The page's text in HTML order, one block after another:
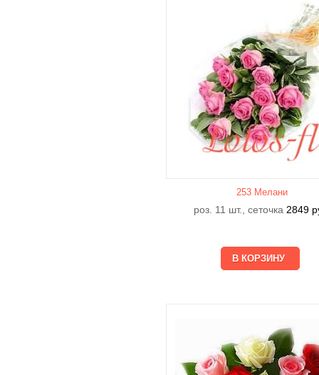
253 Мелани
роз. 11 шт., сеточка 2849